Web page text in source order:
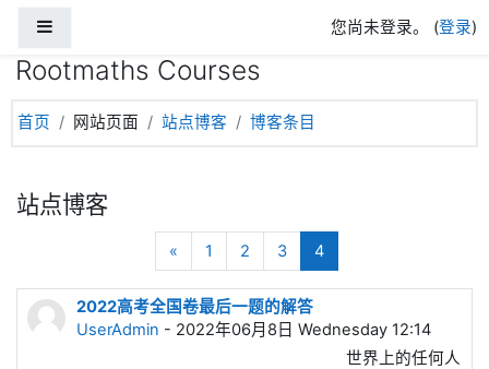
跳到主要内容 您尚未登录。 (登录)
Rootmaths Courses
首页 网站页面 站点博客 博客条目
站点博客
«上一页
1 2 3 4(当前)
2022高考全国卷最后一题的解答
UserAdmin - 2022年06月8日 Wednesday 12:14
世界上的任何人